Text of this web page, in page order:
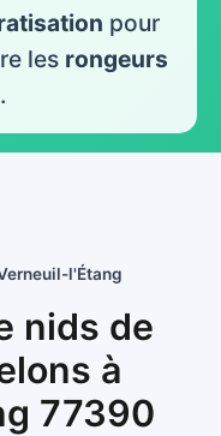
pour
les rongeurs
.
l'Étang
nids de
à
77390